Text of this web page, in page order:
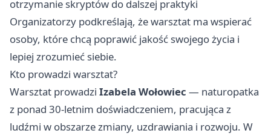
otrzymanie skryptów do dalszej praktyki
Organizatorzy podkreślają, że warsztat ma wspierać
osoby, które chcą poprawić jakość swojego życia i
lepiej zrozumieć siebie.
Kto prowadzi warsztat?
Warsztat prowadzi Izabela Wołowiec — naturopatka
z ponad 30-letnim doświadczeniem, pracująca z
ludźmi w obszarze zmiany, uzdrawiania i rozwoju. W